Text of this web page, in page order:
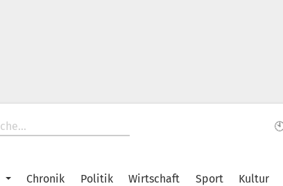
Chronik Politik Wirtschaft Sport Kultur